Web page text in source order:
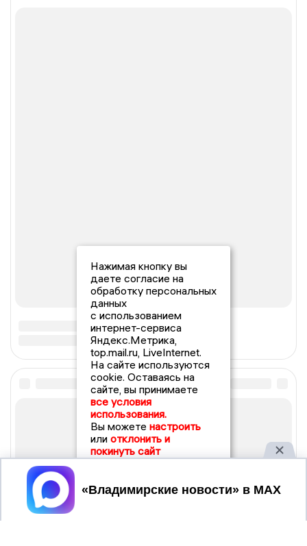
Нажимая кнопку вы
даете согласие на
обработку персональных
данных
с использованием
интернет-сервиса
Яндекс.Метрика,
top.mail.ru, LiveInternet.
На сайте используются
cookie. Оставаясь на
сайте, вы принимаете
все условия
использования.
Вы можете настроить
или отклонить и
покинуть сайт
Принять